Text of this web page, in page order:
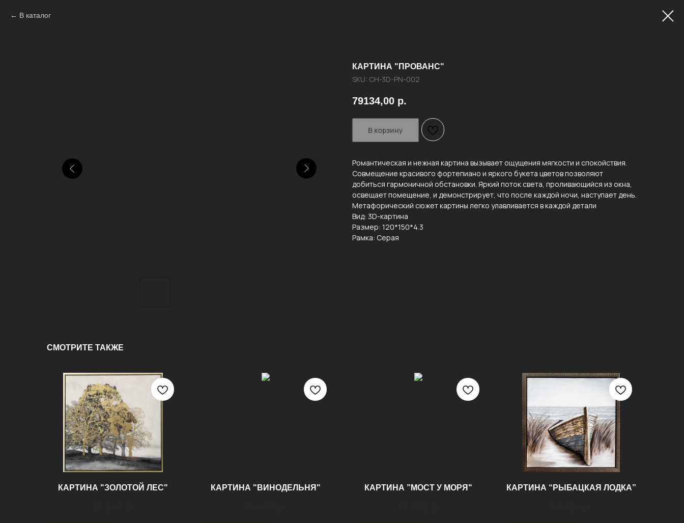
В каталог
КАРТИНА "ПРОВАНС"
SKU: CH-3D-PN-002
79134,00 р.
В корзину
Романтическая и нежная картина вызывает ощущения мягкости и спокойствия.
Совмещение красивого фортепиано и яркого букета цветов позволяют
добиться гармоничной обстановки. Яркий поток света, проливающийся из окна,
освещает помещение, и демонстрирует, что после каждой ночи, наступает день.
Метафорический сюжет картины легко улавливается в каждой детали
Вид: 3D-картина
Размер: 120*150*4.3
Рамка: Серая
СМОТРИТЕ ТАКЖЕ
КАРТИНА "ЗОЛОТОЙ ЛЕС" КАРТИНА "ВИНОДЕЛЬНЯ" КАРТИНА ”МОСТ У МОРЯ" КАРТИНА “РЫБАЦКАЯ ЛОДКА”